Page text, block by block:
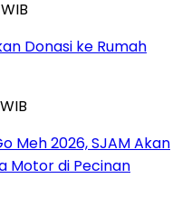
Donasi ke Rumah
Meh 2026, SJAM Akan
Motor di Pecinan